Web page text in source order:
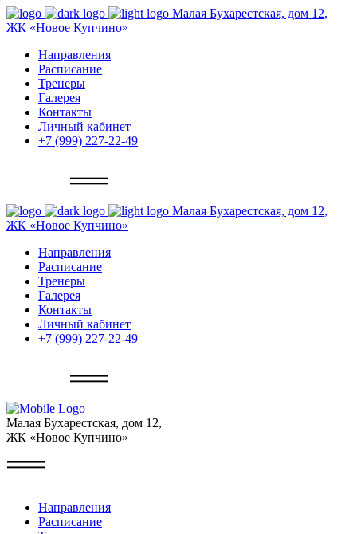
Малая Бухарестская, дом 12,
ЖК «Новое Купчино»
Направления
Расписание
Тренеры
Галерея
Контакты
Личный кабинет
+7 (999) 227-22-49
Малая Бухарестская, дом 12,
ЖК «Новое Купчино»
Направления
Расписание
Тренеры
Галерея
Контакты
Личный кабинет
+7 (999) 227-22-49
Малая Бухарестская, дом 12,
ЖК «Новое Купчино»
Направления
Расписание